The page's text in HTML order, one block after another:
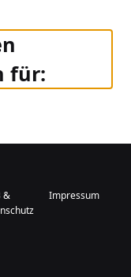
für:
&
Impressum